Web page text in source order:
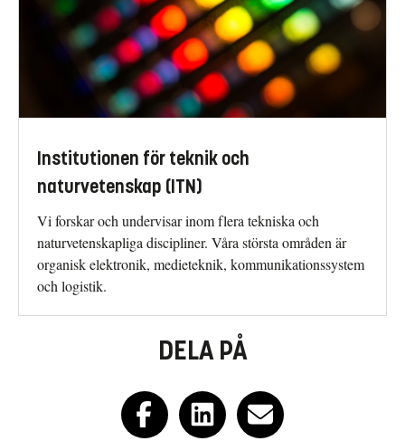
Institutionen för teknik och
naturvetenskap (ITN)
Vi forskar och undervisar inom flera tekniska och
naturvetenskapliga discipliner. Våra största områden är
organisk elektronik, medieteknik, kommunikationssystem
och logistik.
DELA PÅ